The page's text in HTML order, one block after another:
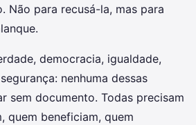
Não para recusá-la, mas para
democracia, igualdade,
nenhuma dessas
sem documento. Todas precisam
quem beneficiam, quem